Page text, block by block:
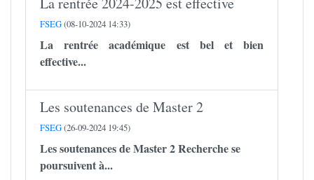
FSEG(08-10-2024 14:33)
La rentrée académique est bel et bien
effective...
Les soutenances de Master 2
FSEG(26-09-2024 19:45)
Les soutenances de Master 2 Recherche se
poursuivent à...